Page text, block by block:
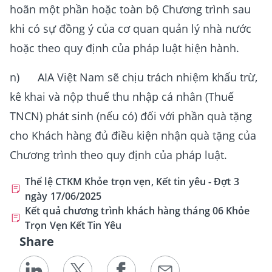
hoãn một phần hoặc toàn bộ Chương trình sau
khi có sự đồng ý của cơ quan quản lý nhà nước
hoặc theo quy định của pháp luật hiện hành.
n) AIA Việt Nam sẽ chịu trách nhiệm khấu trừ,
kê khai và nộp thuế thu nhập cá nhân (Thuế
TNCN) phát sinh (nếu có) đối với phần quà tặng
cho Khách hàng đủ điều kiện nhận quà tặng của
Chương trình theo quy định của pháp luật.
Thể lệ CTKM Khỏe trọn vẹn, Kết tin yêu - Đợt 3
ngày 17/06/2025
Kết quả chương trình khách hàng tháng 06 Khỏe
Trọn Vẹn Kết Tin Yêu
Share